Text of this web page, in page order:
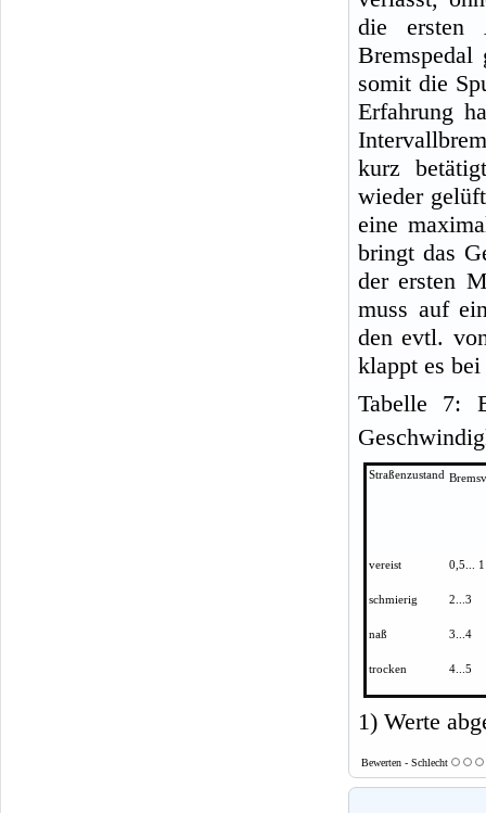
die ersten
somit die
Erfahrung
kurz
wieder
eine
bringt das
der ersten
muss auf
den evtl.
klappt es
Tabelle 7:
Straßenzustand
vereist 0,5... 1
schmierig 2...3
naß 3...4
trocken 4...5
1) Werte
Bewerten - Schlecht